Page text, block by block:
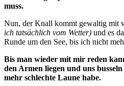
muss.
Nun, der Knall kommt gewaltig mit
ich tatsächlich vom Wetter) und es
Runde um den See, bis ich nicht
Bis man wieder mit mir reden
den Armen liegen und uns
mehr schlechte Laune habe.